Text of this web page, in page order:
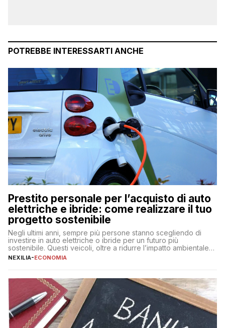
POTREBBE INTERESSARTI ANCHE
Prestito personale per l’acquisto di auto
elettriche e ibride: come realizzare il tuo
progetto sostenibile
Negli ultimi anni, sempre più persone stanno scegliendo di
investire in auto elettriche o ibride per un futuro più
sostenibile. Questi veicoli, oltre a ridurre l’impatto ambientale,
offrono vantaggi economici a lungo termine, come minori costi
fare se non […]
NEXILIA-ECONOMIA